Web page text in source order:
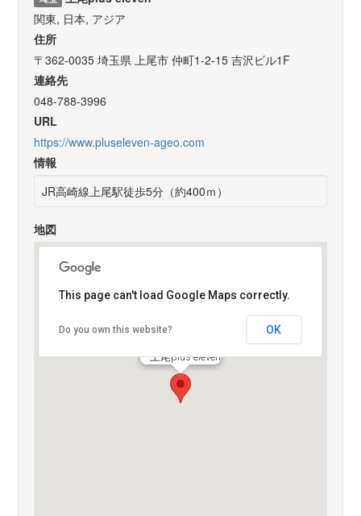
関東, 日本, アジア
住所
〒362-0035 埼玉県 上尾市 仲町1-2-15 吉沢ビル1F
連絡先
048-788-3996
URL
https://www.pluseleven-ageo.com
情報
JR高崎線上尾駅徒歩5分（約400ｍ）
地図
上尾plus eleven
This page can't load Google Maps correctly.
Do you own this website? OK